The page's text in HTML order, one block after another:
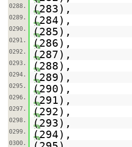
0288. (283),
0289. (284),
0290. (285),
0291. (286),
0292. (287),
0293. (288),
0294. (289),
0295. (290),
0296. (291),
0297. (292),
0298. (293),
0299. (294),
0300.